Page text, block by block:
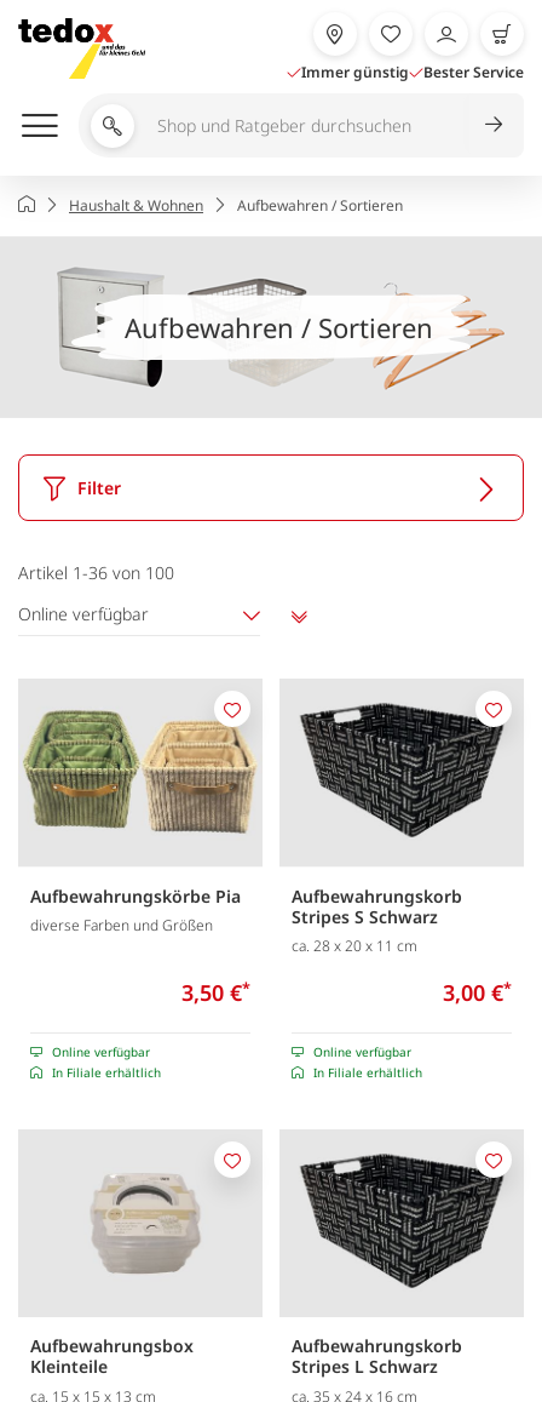
Inhalt
springen
Immer günstig Bester Service
Shop
durchsuchen
StartseiteHaushalt & Wohnen Aufbewahren / Sortieren
Aufbewahren / Sortieren
Filter
Artikel 1-36 von 100
Online verfügbar
Aufbewahrungskörbe Pia
diverse Farben und Größen
3,50 €*
Online verfügbar
In Filiale erhältlich
Merken
Aufbewahrungskorb
Stripes S Schwarz
ca. 28 x 20 x 11 cm
3,00 €*
Online verfügbar
In Filiale erhältlich
Aufbewahrungsbox
Kleinteile
ca. 15 x 15 x 13 cm
Merken
Aufbewahrungskorb
Stripes L Schwarz
ca. 35 x 24 x 16 cm